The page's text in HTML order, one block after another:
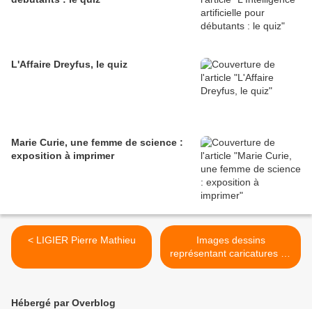
L'Affaire Dreyfus, le quiz
Marie Curie, une femme de science :
exposition à imprimer
< LIGIER Pierre Mathieu
Images dessins
représentant caricatures de
figurant Honoré Daumier >
Hébergé par Overblog